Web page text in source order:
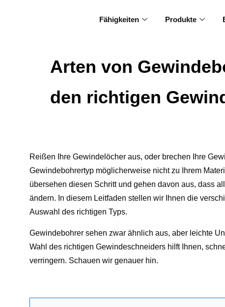
Fähigkeiten Produkte
Arten von
den richtigen
Reißen Ihre Gewindelöcher aus, oder brechen Ihre
Gewindebohrertyp möglicherweise nicht zu Ihrem
übersehen diesen Schritt und gehen davon aus, dass
ändern. In diesem Leitfaden stellen wir Ihnen die
Auswahl des richtigen Typs.
Gewindebohrer sehen zwar ähnlich aus, aber leichte
Wahl des richtigen Gewindeschneiders hilft Ihnen,
verringern. Schauen wir genauer hin.